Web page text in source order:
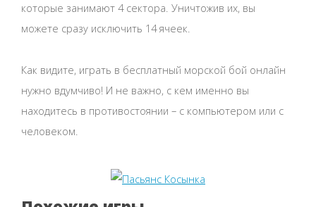
которые занимают 4 сектора. Уничтожив их, вы
можете сразу исключить 14 ячеек.
Как видите, играть в бесплатный морской бой онлайн
нужно вдумчиво! И не важно, с кем именно вы
находитесь в противостоянии – с компьютером или с
человеком.